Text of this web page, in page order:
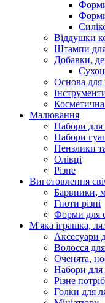
Віддушки
Штампи
Добавки,
Основа для
Косметична
Малювання
Набори
Набори
Пензлики
Олівці
Різне
Виготовлення
Барвники,
Гноти різні
Форми для
М'яка іграшка,
Аксесуари
Волосся
Оченята,
Набори для
Різне
Голки для